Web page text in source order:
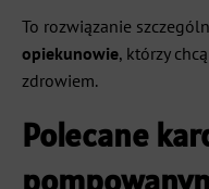
To rozwiązanie
opiekunowie, którzy
zdrowiem.
Polecane